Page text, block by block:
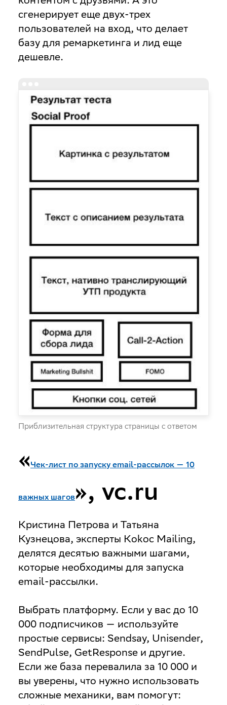
сгенерирует еще двух-трех
пользователей на вход, что делает
базу для ремаркетинга и лид еще
дешевле.
Приблизительная структура страницы с ответом
«Чек-лист по запуску email-рассылок — 10
важных шагов», vc.ru
Кристина Петрова и Татьяна
Кузнецова, эксперты Kokoc Mailing,
делятся десятью важными шагами,
которые необходимы для запуска
email-рассылки.
Выбрать платформу. Если у вас до 10
000 подписчиков — используйте
простые сервисы: Sendsay, Unisender,
SendPulse, GetResponse и другие.
Если же база перевалила за 10 000 и
вы уверены, что нужно использовать
сложные механики, вам помогут: